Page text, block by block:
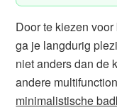
Door te kiezen
ga je langdurig
niet anders dan de
andere
minimalistische